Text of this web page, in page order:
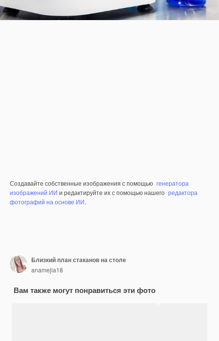
Создавайте собственные изображения с помощью генератора
изображений ИИ и редактируйте их с помощью нашего редактора
фотографий на основе ИИ.
Близкий план стаканов на столе
anamejia18
Вам также могут понравиться эти фото